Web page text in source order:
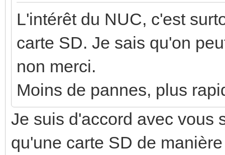
L'intérêt du NUC, c'est
carte SD. Je sais qu'on
non merci.
Moins de pannes, plus
Je suis d'accord avec vous
qu'une carte SD de